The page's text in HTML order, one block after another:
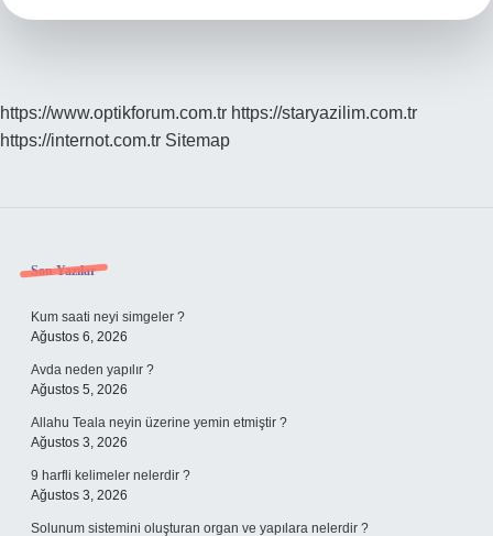
https://www.optikforum.com.tr https://staryazilim.com.tr
https://internot.com.tr Sitemap
Sidebar
Son Yazılar
Kum saati neyi simgeler ?
Ağustos 6, 2026
Avda neden yapılır ?
Ağustos 5, 2026
Allahu Teala neyin üzerine yemin etmiştir ?
Ağustos 3, 2026
9 harfli kelimeler nelerdir ?
Ağustos 3, 2026
Solunum sistemini oluşturan organ ve yapılara nelerdir ?